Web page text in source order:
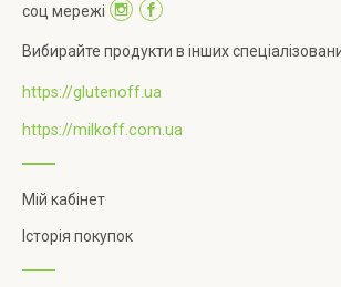
соц мережі
Вибирайте продукти в інших
https://glutenoff.ua
https://milkoff.com.ua
Мій кабінет
Історія покупок